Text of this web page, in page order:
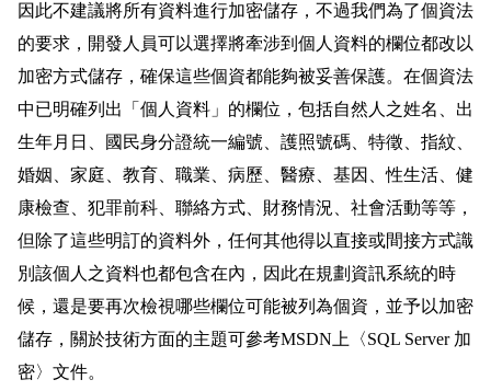
因此不建議將所有資料進行加密儲存，不過我們為了個資法
的要求，開發人員可以選擇將牽涉到個人資料的欄位都改以
加密方式儲存，確保這些個資都能夠被妥善保護。在個資法
中已明確列出「個人資料」的欄位，包括自然人之姓名、出
生年月日、國民身分證統一編號、護照號碼、特徵、指紋、
婚姻、家庭、教育、職業、病歷、醫療、基因、性生活、健
康檢查、犯罪前科、聯絡方式、財務情況、社會活動等等，
但除了這些明訂的資料外，任何其他得以直接或間接方式識
別該個人之資料也都包含在內，因此在規劃資訊系統的時
候，還是要再次檢視哪些欄位可能被列為個資，並予以加密
儲存，關於技術方面的主題可參考MSDN上〈SQL Server 加
密〉文件。